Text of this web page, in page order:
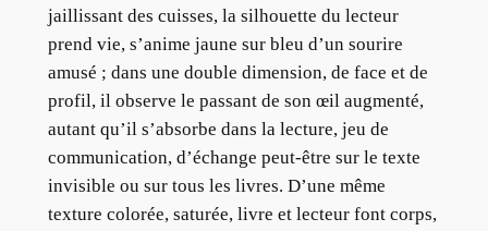
jaillissant des cuisses, la silhouette du lecteur
prend vie, s’anime jaune sur bleu d’un sourire
amusé ; dans une double dimension, de face et de
profil, il observe le passant de son œil augmenté,
autant qu’il s’absorbe dans la lecture, jeu de
communication, d’échange peut-être sur le texte
invisible ou sur tous les livres. D’une même
texture colorée, saturée, livre et lecteur font corps,